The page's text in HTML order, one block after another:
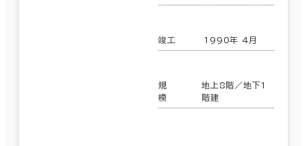
竣工 1990年 4月
規
模
地上8階／地下1
階建